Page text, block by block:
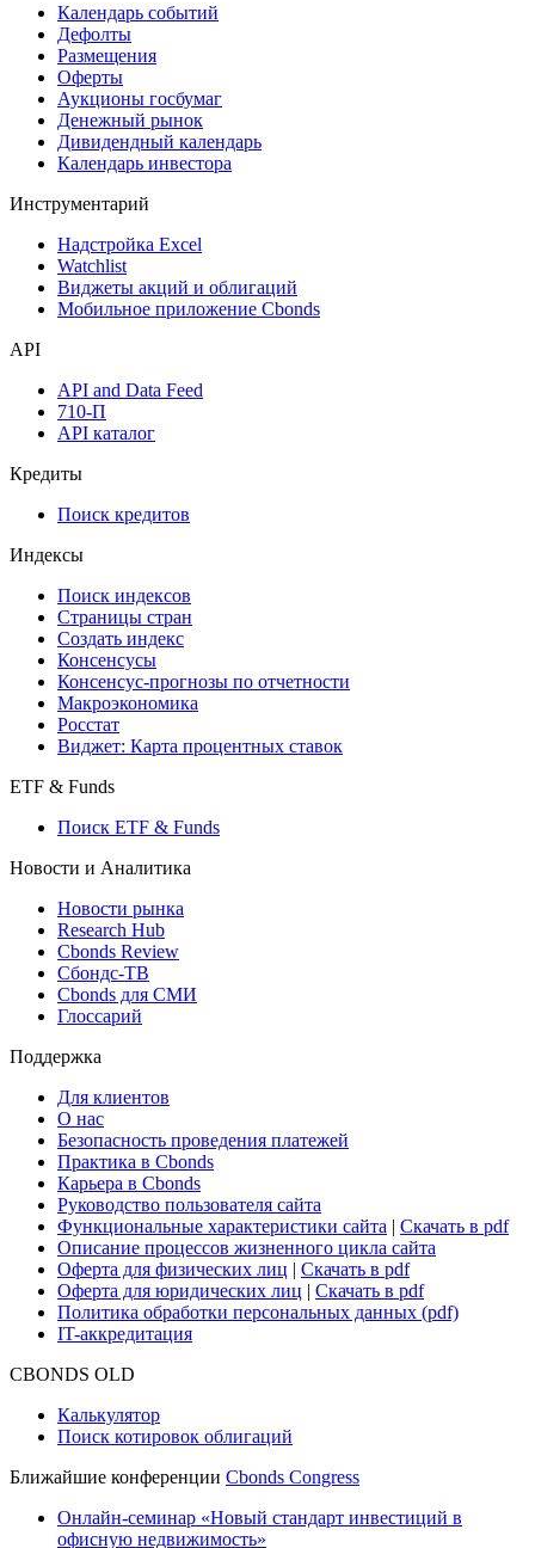
Календарь событий
Дефолты
Размещения
Оферты
Аукционы госбумаг
Денежный рынок
Дивидендный календарь
Календарь инвестора
Инструментарий
Надстройка Excel
Watchlist
Виджеты акций и облигаций
Мобильное приложение Cbonds
API
API and Data Feed
710-П
API каталог
Кредиты
Поиск кредитов
Индексы
Поиск индексов
Страницы стран
Создать индекс
Консенсусы
Консенсус-прогнозы по отчетности
Макроэкономика
Росстат
Виджет: Карта процентных ставок
ETF & Funds
Поиск ETF & Funds
Новости и Аналитика
Новости рынка
Research Hub
Cbonds Review
Сбондс-ТВ
Cbonds для СМИ
Глоссарий
Поддержка
Для клиентов
О нас
Безопасность проведения платежей
Практика в Cbonds
Карьера в Cbonds
Руководство пользователя сайта
Функциональные характеристики сайта | Скачать в pdf
Описание процессов жизненного цикла сайта
Оферта для физических лиц | Скачать в pdf
Оферта для юридических лиц | Скачать в pdf
Политика обработки персональных данных (pdf)
IT-аккредитация
CBONDS OLD
Калькулятор
Поиск котировок облигаций
Ближайшие конференции Cbonds Congress
Онлайн-семинар «Новый стандарт инвестиций в
офисную недвижимость»